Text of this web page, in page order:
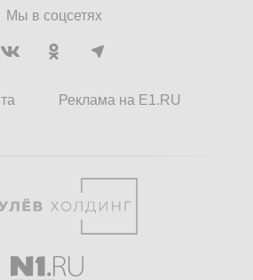
Мы в соцсетях
Реклама на E1.RU